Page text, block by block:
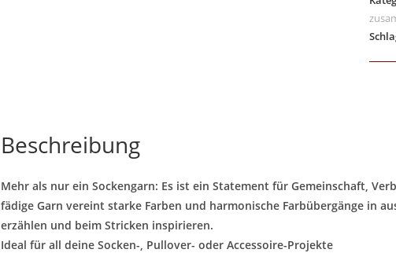
Beschreibung
Mehr als nur ein Sockengarn: Es ist ein Statement für Gemeinschaft,
fädige Garn vereint starke Farben und harmonische Farbübergänge in
erzählen und beim Stricken inspirieren.
Ideal für all deine Socken-, Pullover- oder Accessoire-Projekte